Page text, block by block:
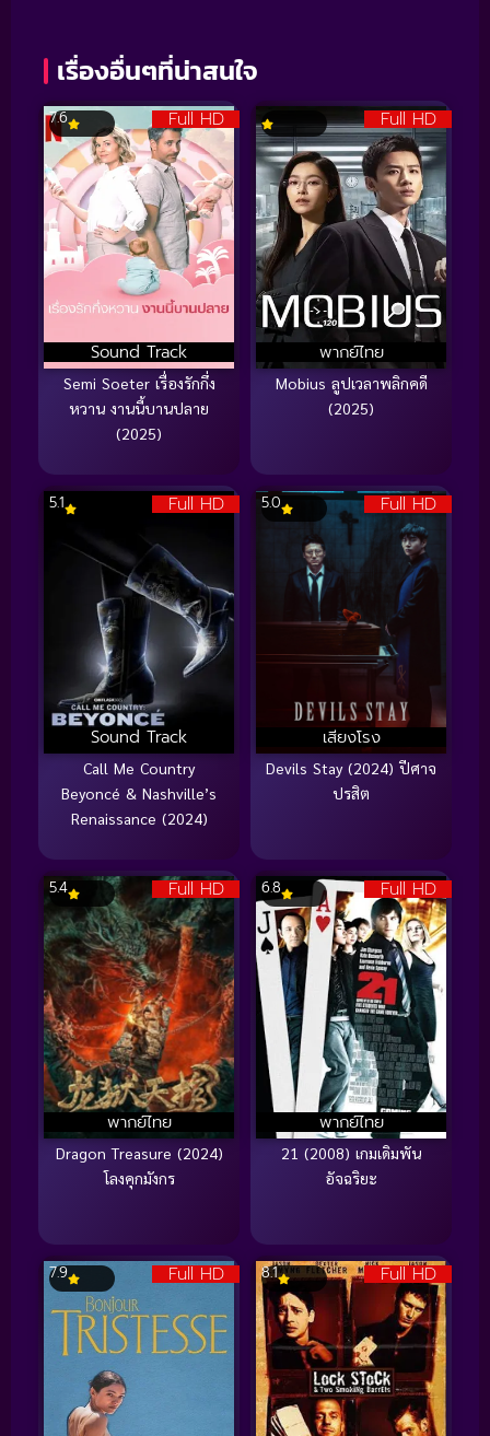
เรื่องอื่นๆที่น่าสนใจ
Full HD
Sound Track
7.6
Semi Soeter เรื่องรักกึ่ง
หวาน งานนี้บานปลาย
(2025)
Full HD
พากย์ไทย
Mobius ลูปเวลาพลิกคดี
(2025)
Full HD
Sound Track
5.1
Call Me Country
Beyoncé & Nashville’s
Renaissance (2024)
Full HD
เสียงโรง
5.0
Devils Stay (2024) ปีศาจ
ปรสิต
Full HD
พากย์ไทย
5.4
Dragon Treasure (2024)
โลงคุกมังกร
Full HD
พากย์ไทย
6.8
21 (2008) เกมเดิมพัน
อัจฉริยะ
Full HD
7.9 Full HD
8.1